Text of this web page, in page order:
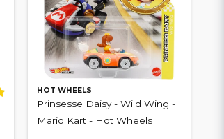
HOT WHEELS
Prinsesse Daisy - Wild Wing -
Mario Kart - Hot Wheels